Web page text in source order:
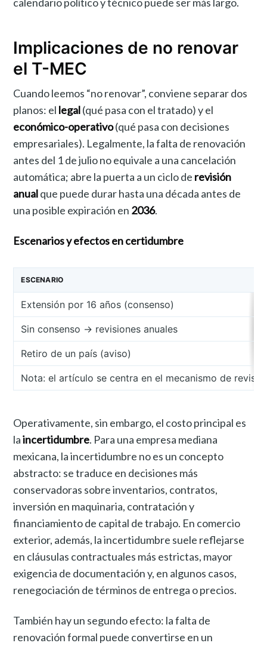
Implicaciones de no renovar
el T-MEC
Cuando leemos “no renovar”, conviene separar dos
planos: el legal(qué pasa con el tratado) y el
económico-operativo(qué pasa con decisiones
empresariales). Legalmente, la falta de renovación
antes del 1 de julio no equivale a una cancelación
automática; abre la puerta a un ciclo de revisión
anualque puede durar hasta una década antes de
una posible expiración en 2036.
Escenarios y efectos en certidumbre
ESCENARIO
Extensión por 16 años (consenso)
Sin consenso → revisiones anuales
Retiro de un país (aviso)
Nota: el artículo se centra en el mecanismo de
Operativamente, sin embargo, el costo principal es
laincertidumbre. Para una empresa mediana
mexicana, la incertidumbre no es un concepto
abstracto: se traduce en decisiones más
conservadoras sobre inventarios, contratos,
inversión en maquinaria, contratación y
financiamiento de capital de trabajo. En comercio
exterior, además, la incertidumbre suele reflejarse
en cláusulas contractuales más estrictas, mayor
exigencia de documentación y, en algunos casos,
renegociación de términos de entrega o precios.
También hay un segundo efecto: la falta de
renovación formal puede convertirse en un